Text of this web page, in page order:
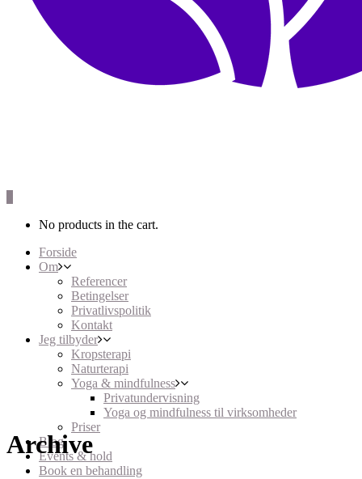
No products in the cart.
Forside
Om
Referencer
Betingelser
Privatlivspolitik
Kontakt
Jeg tilbyder
Kropsterapi
Naturterapi
Yoga & mindfulness
Privatundervisning
Yoga og mindfulness til virksomheder
Priser
Blog
Events & hold
Book en behandling
Archive